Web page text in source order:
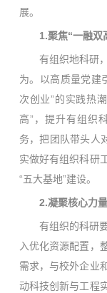
展。
1.聚焦“一融双
有组织地科研
为。以高质量党建
次创业”的实践热
高”，提升有组织
务，把团队带头人
实做好有组织科研
“五大基地”建设。
2.凝聚核心力
有组织的科研
入优化资源配置，
需求，与校外企业
动科技创新与工程